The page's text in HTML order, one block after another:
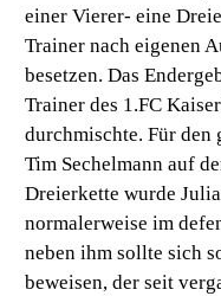
einer Vierer- eine
Trainer nach eigenen
besetzen. Das
Trainer des 1.FC
durchmischte. Für den
Tim Sechelmann auf
Dreierkette wurde
normalerweise im
neben ihm sollte sich
beweisen, der seit